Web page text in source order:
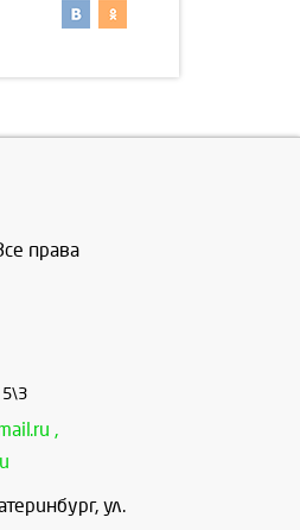
права
5\3
,
, ул.